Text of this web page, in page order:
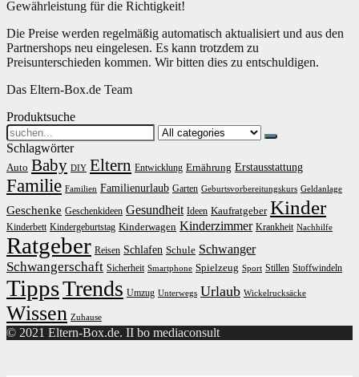
Gewährleistung für die Richtigkeit!
Die Preise werden regelmäßig automatisch aktualisiert und aus den
Partnershops neu eingelesen. Es kann trotzdem zu
Preisunterschieden kommen. Wir bitten dies zu entschuldigen.
Das Eltern-Box.de Team
Produktsuche
Search
for:
Schlagwörter
Auto Baby DIY Eltern Entwicklung Ernährung Erstausstattung
Familie Familien Familienurlaub Garten Geburtsvorbereitungskurs Geldanlage
Geschenke Geschenkideen Gesundheit Ideen Kaufratgeber Kinder
Kinderbett Kindergeburtstag Kinderwagen Kinderzimmer Krankheit Nachhilfe
Ratgeber Reisen Schlafen Schule Schwanger
Schwangerschaft Sicherheit Smartphone Spielzeug Sport Stillen Stoffwindeln
TippsTrends Umzug Unterwegs Urlaub Wickelrucksäcke
Wissen Zuhause
© 2021 Eltern-Box.de. II bo mediaconsult